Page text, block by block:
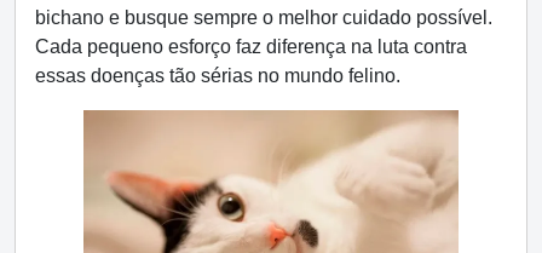
bichano e busque sempre o melhor cuidado possível.
Cada pequeno esforço faz diferença na luta contra
essas doenças tão sérias no mundo felino.